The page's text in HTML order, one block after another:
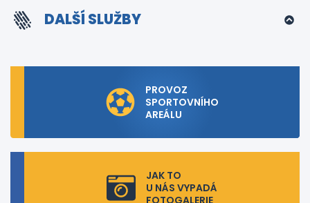
DALŠÍ SLUŽBY
PROVOZ
SPORTOVNÍHO
AREÁLU
JAK TO
U NÁS VYPADÁ